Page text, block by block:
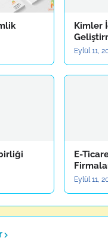
Kimler
Eylül 11,
E-
Eylül 11,